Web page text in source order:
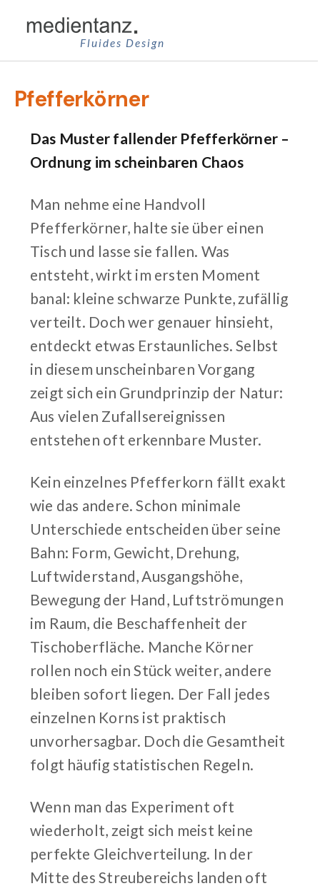
Inhalt
springen
Fluides Design
Pfefferkörner
Das Muster fallender Pfefferkörner –
Ordnung im scheinbaren Chaos
Man nehme eine Handvoll
Pfefferkörner, halte sie über einen
Tisch und lasse sie fallen. Was
entsteht, wirkt im ersten Moment
banal: kleine schwarze Punkte, zufällig
verteilt. Doch wer genauer hinsieht,
entdeckt etwas Erstaunliches. Selbst
in diesem unscheinbaren Vorgang
zeigt sich ein Grundprinzip der Natur:
Aus vielen Zufallsereignissen
entstehen oft erkennbare Muster.
Kein einzelnes Pfefferkorn fällt exakt
wie das andere. Schon minimale
Unterschiede entscheiden über seine
Bahn: Form, Gewicht, Drehung,
Luftwiderstand, Ausgangshöhe,
Bewegung der Hand, Luftströmungen
im Raum, die Beschaffenheit der
Tischoberfläche. Manche Körner
rollen noch ein Stück weiter, andere
bleiben sofort liegen. Der Fall jedes
einzelnen Korns ist praktisch
unvorhersagbar. Doch die Gesamtheit
folgt häufig statistischen Regeln.
Wenn man das Experiment oft
wiederholt, zeigt sich meist keine
perfekte Gleichverteilung. In der
Mitte des Streubereichs landen oft